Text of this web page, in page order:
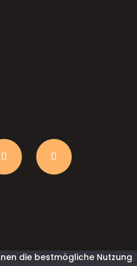
die bestmögliche Nutzung